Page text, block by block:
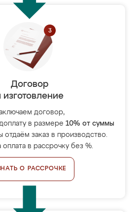
Договор
изготовление
договор,
в размере 10% от суммы
отдаём заказ в производство.
в рассрочку без %.
О РАССРОЧКЕ